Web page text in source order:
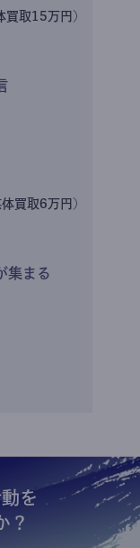
買取15万円)
買取6万円)
集まる
を
？